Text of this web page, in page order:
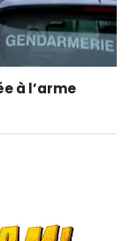
à l’arme